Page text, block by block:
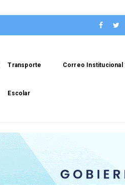
Transporte
Escolar
Correo Institucional